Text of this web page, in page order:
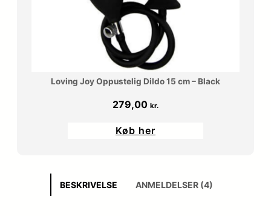
Loving Joy Oppustelig Dildo 15 cm – Black
279,00 kr.
Køb her
BESKRIVELSE ANMELDELSER (4)